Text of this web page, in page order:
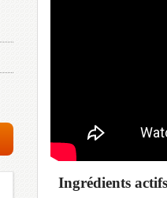
Ingrédients actifs